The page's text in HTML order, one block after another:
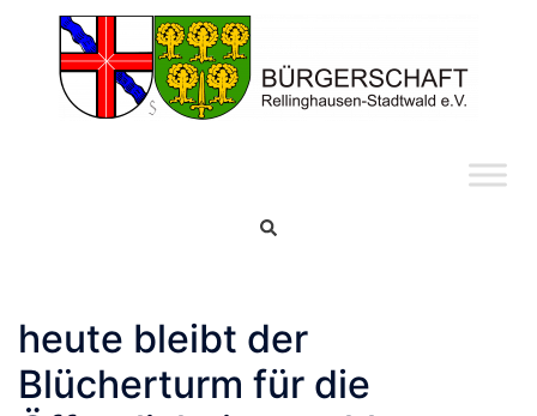
content
Search
heute bleibt der
Blücherturm für die